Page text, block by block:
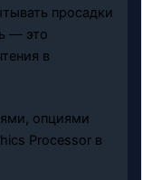
просадки
— это
в
опциями
Processor в